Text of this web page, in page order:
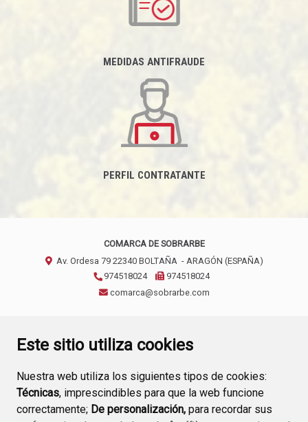
Este sitio utiliza cookies
Nuestra web utiliza los siguientes tipos de cookies:
Técnicas, imprescindibles para que la web funcione
correctamente; De personalización, para recordar sus
MEDIDAS ANTIFRAUDE
PERFIL CONTRATANTE
COMARCA DE SOBRARBE
Av. Ordesa 79 22340 BOLTAÑA - ARAGÓN (ESPAÑA)
974518024
974518024
comarca@sobrarbe.com